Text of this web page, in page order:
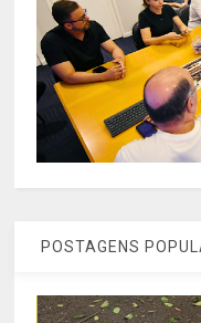
POSTAGENS